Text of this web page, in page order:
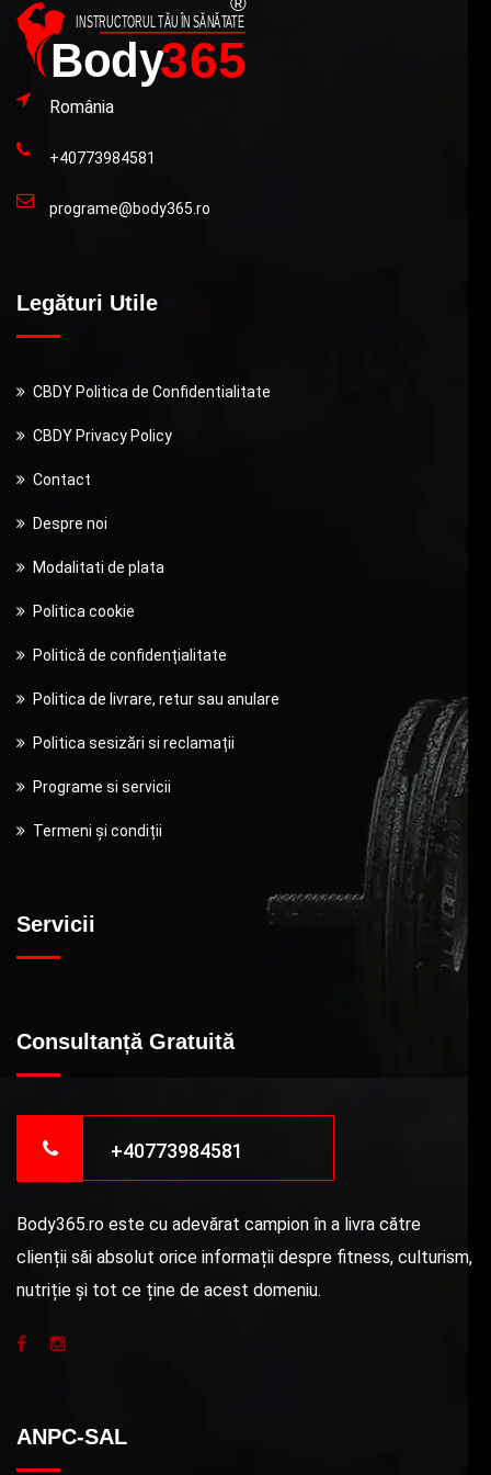
România
+40773984581
programe@body365.ro
Legături Utile
CBDY Politica de Confidentialitate
CBDY Privacy Policy
Contact
Despre noi
Modalitati de plata
Politica cookie
Politică de confidențialitate
Politica de livrare, retur sau anulare
Politica sesizări si reclamații
Programe si servicii
Termeni și condiții
Servicii
Consultanță Gratuită
+40773984581
Body365.ro este cu adevărat campion în a livra către
clienții săi absolut orice informații despre fitness, culturism,
nutriție și tot ce ține de acest domeniu.
ANPC-SAL